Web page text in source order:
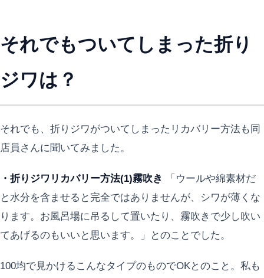
それでもついてしまった折り
ジワは？
それでも、折りジワがついてしまったリカバリー方法も同
店員さんに聞いてみました。
・折りジワリカバリー方法(1)霧吹き
「ウールや綿素材だ
と水分を含ませると完全ではありませんが、シワが薄くな
ります。お風呂場に吊るして置いたり、霧吹きで少し吹い
てあげるのもいいと思います。」とのことでした。
100均で見かけるこんなタイプのものでOKとのこと。私も